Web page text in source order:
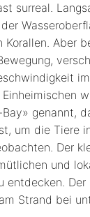
surreal.
Korallen. Aber
Einheimischen
genannt,
um die Tiere
Der
und
entdecken.
Strand bei